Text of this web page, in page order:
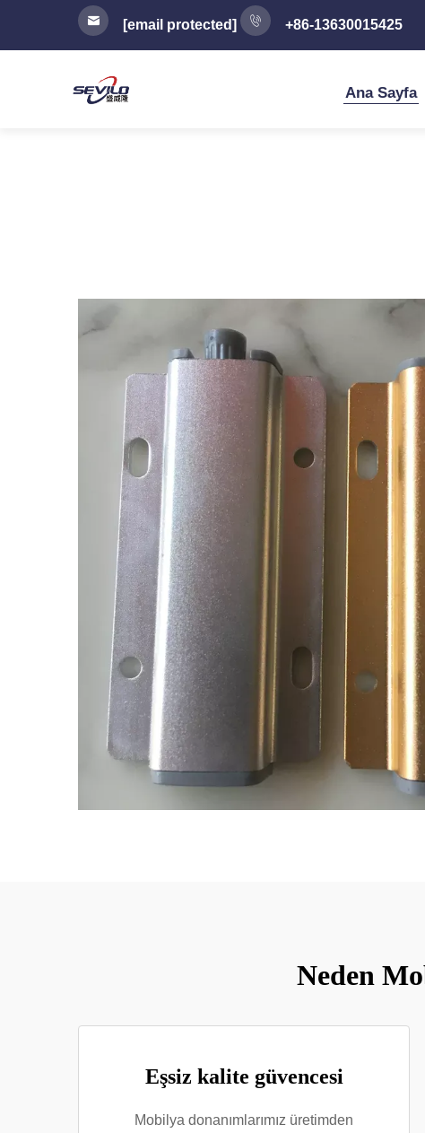
[email protected] +86-13630015425
Ana Sayfa
Neden
Eşsiz kalite güvencesi
Mobilya donanımlarımız üretimden